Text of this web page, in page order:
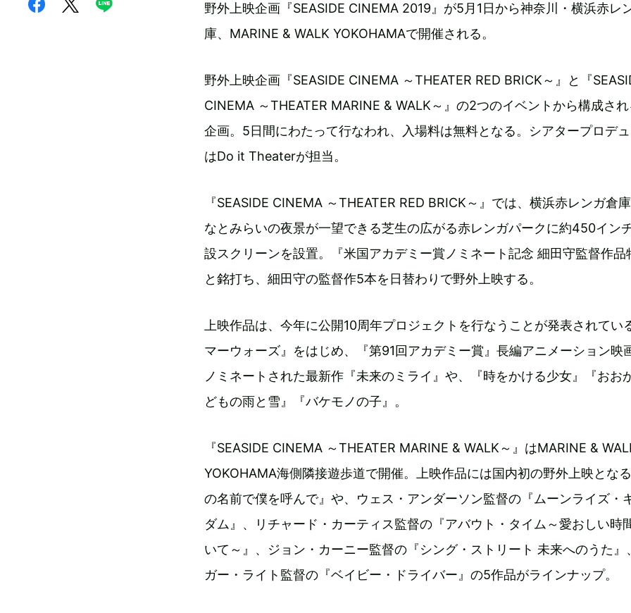
野外上映企画『SEASIDE CINEMA 2019』が5月1日から神奈川・横浜赤レ
庫、MARINE & WALK YOKOHAMAで開催される。
野外上映企画『SEASIDE CINEMA ～THEATER RED BRICK～』と『
CINEMA ～THEATER MARINE & WALK～』の2つのイベントから構成され
企画。5日間にわたって行なわれ、入場料は無料となる。シアタープロデ
はDo it Theaterが担当。
『SEASIDE CINEMA ～THEATER RED BRICK～』では、横浜赤レンガ倉
なとみらいの夜景が一望できる芝生の広がる赤レンガパークに約450イン
設スクリーンを設置。『米国アカデミー賞ノミネート記念 細田守監督作品
と銘打ち、細田守の監督作5本を日替わりで野外上映する。
上映作品は、今年に公開10周年プロジェクトを行なうことが発表されてい
マーウォーズ』をはじめ、『第91回アカデミー賞』長編アニメーション映
ノミネートされた最新作『未来のミライ』や、『時をかける少女』『おお
どもの雨と雪』『バケモノの子』。
『SEASIDE CINEMA ～THEATER MARINE & WALK～』はMARINE &
YOKOHAMA海側隣接遊歩道で開催。上映作品には国内初の野外上映とな
の名前で僕を呼んで』や、ウェス・アンダーソン監督の『ムーンライズ・
ダム』、リチャード・カーティス監督の『アバウト・タイム～愛おしい時
いて～』、ジョン・カーニー監督の『シング・ストリート 未来へのうた』
ガー・ライト監督の『ベイビー・ドライバー』の5作品がラインナップ。